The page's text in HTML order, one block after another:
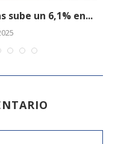
sube un 6,1% en...